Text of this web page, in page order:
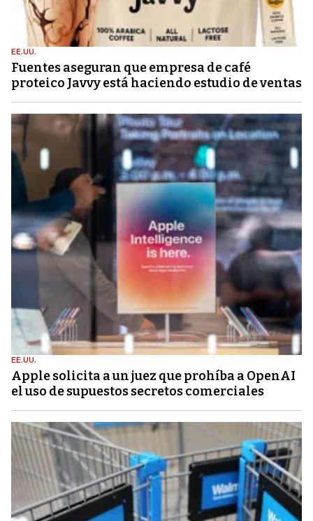
EE.UU.
Fuentes aseguran que empresa de café
proteico Javvy está haciendo estudio de ventas
EE.UU.
Apple solicita a un juez que prohíba a OpenAI
el uso de supuestos secretos comerciales